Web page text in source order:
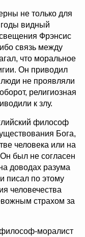
не только для
видный
Фрэнсис
связь между
что моральное
Он приводил
не проявляли
религиозная
к злу.
философ
Бога,
человека или на
был не согласен
доводах разума
писал по этому
человечества
страхом за
моралист